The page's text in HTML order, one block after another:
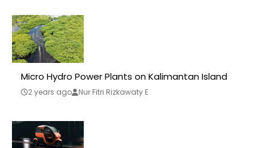
Micro Hydro Power Plants on Kalimantan Island
2 years ago Nur Fitri Rizkawaty E